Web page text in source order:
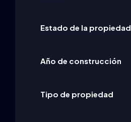
Estado de la propiedad
Año de construcción
Tipo de propiedad